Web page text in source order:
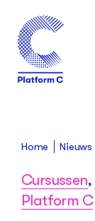
Home Nieuws
Cursussen,
Platform C